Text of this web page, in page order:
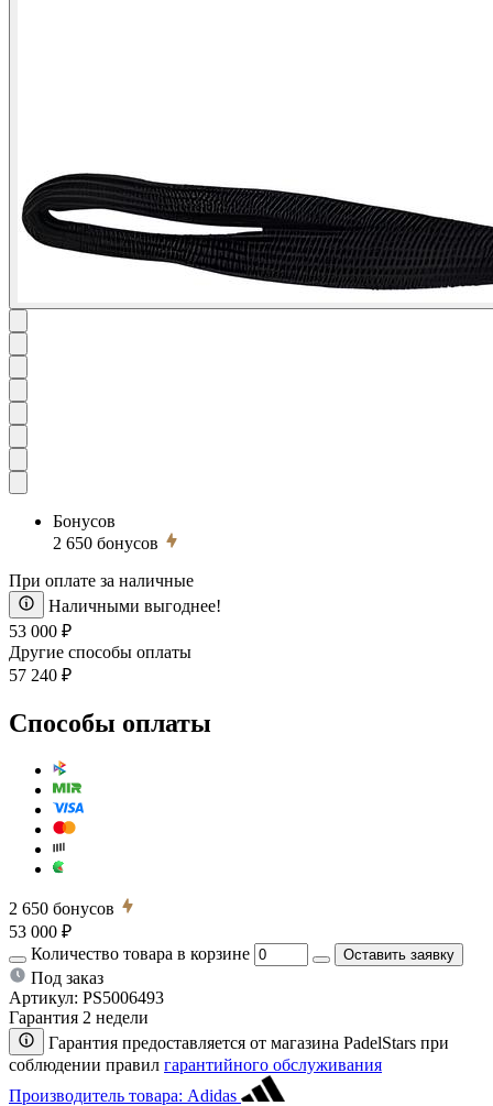
Бонусов
2 650 бонусов
При оплате за наличные
Наличными выгоднее!
53 000 ₽
Другие способы оплаты
57 240 ₽
Способы оплаты
2 650 бонусов
53 000 ₽
Количество товара в корзине
Оставить заявку
Под заказ
Артикул: PS5006493
Гарантия 2 недели
Гарантия предоставляется от магазина PadelStars при
соблюдении правил гарантийного обслуживания
Производитель товара: Adidas